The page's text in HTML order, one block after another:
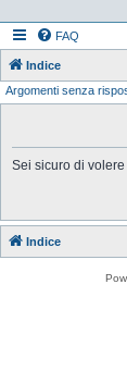
FAQ
Indice
Argomenti senza
Sei sicuro di
Indice